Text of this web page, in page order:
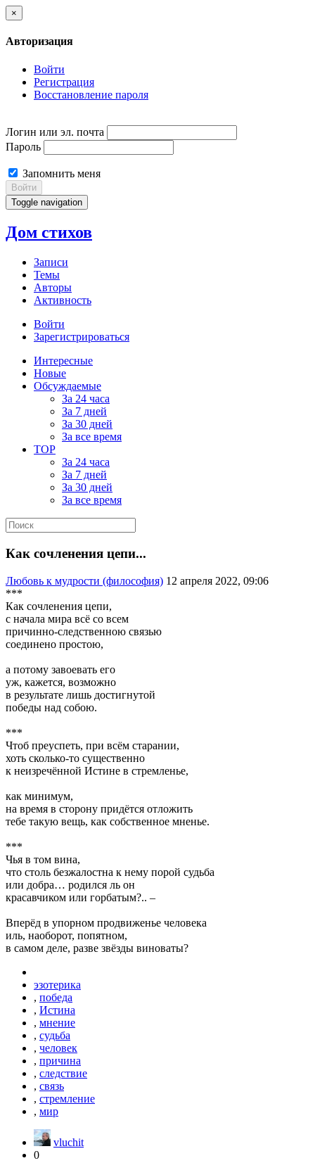
×
Авторизация
Войти
Регистрация
Восстановление пароля
Логин или эл. почта
Пароль
Запомнить меня
Войти
Toggle navigation
Дом стихов
Записи
Темы
Авторы
Активность
Войти
Зарегистрироваться
Интересные
Новые
Обсуждаемые
За 24 часа
За 7 дней
За 30 дней
За все время
TOP
За 24 часа
За 7 дней
За 30 дней
За все время
Как сочленения цепи...
Любовь к мудрости (философия) 12 апреля 2022, 09:06
***
Как сочленения цепи,
с начала мира всё со всем
причинно-следственною связью
соединено простою,
а потому завоевать его
уж, кажется, возможно
в результате лишь достигнутой
победы над собою.
***
Чтоб преуспеть, при всём старании,
хоть сколько-то существенно
к неизречённой Истине в стремленье,
как минимум,
на время в сторону придётся отложить
тебе такую вещь, как собственное мненье.
***
Чья в том вина,
что столь безжалостна к нему порой судьба
или добра… родился ль он
красавчиком или горбатым?.. –
Вперёд в упорном продвиженье человека
иль, наоборот, попятном,
в самом деле, разве звёзды виноваты?
эзотерика
, победа
, Истина
, мнение
, судьба
, человек
, причина
, следствие
, связь
, стремление
, мир
vluchit
0